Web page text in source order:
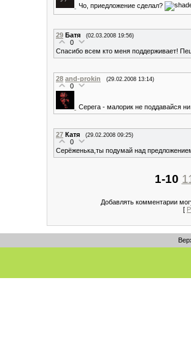
Чо, приедложение сделал?
29 Батя (02.03.2008 19:56)
0
Спасибо всем кто меня поддерживает!
28 and-prokin (29.02.2008 13:14)
0
Серега - малорик не поддавайся
27 Катя (29.02.2008 09:25)
0
Серёженька,ты подумай над
1-10
Добавлять комментарии
[